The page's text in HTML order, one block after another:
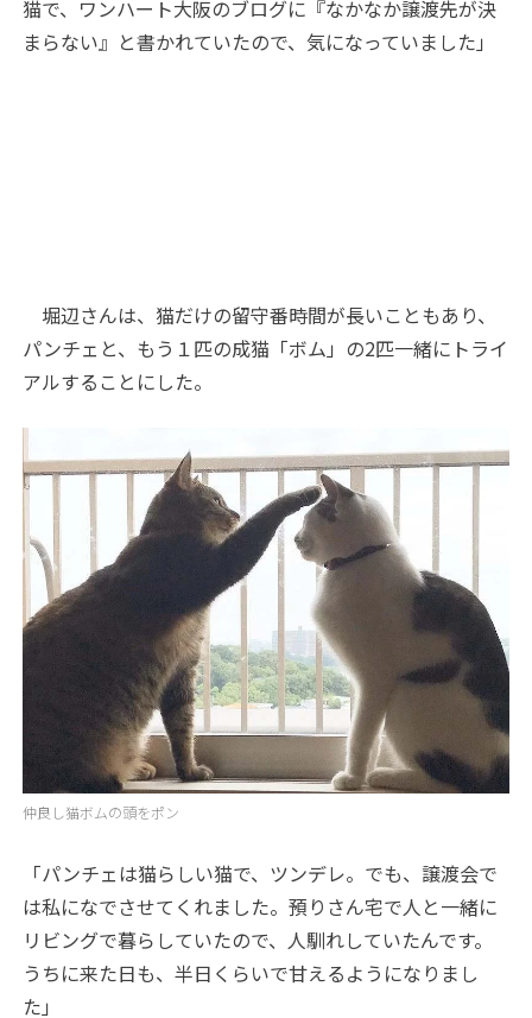
猫で、ワンハート大阪のブログに『なかなか譲渡先が決
まらない』と書かれていたので、気になっていました」
堀辺さんは、猫だけの留守番時間が長いこともあり、
パンチェと、もう１匹の成猫「ボム」の2匹一緒にトライ
アルすることにした。
仲良し猫ボムの頭をポン
「パンチェは猫らしい猫で、ツンデレ。でも、譲渡会で
は私になでさせてくれました。預りさん宅で人と一緒に
リビングで暮らしていたので、人馴れしていたんです。
うちに来た日も、半日くらいで甘えるようになりまし
た」